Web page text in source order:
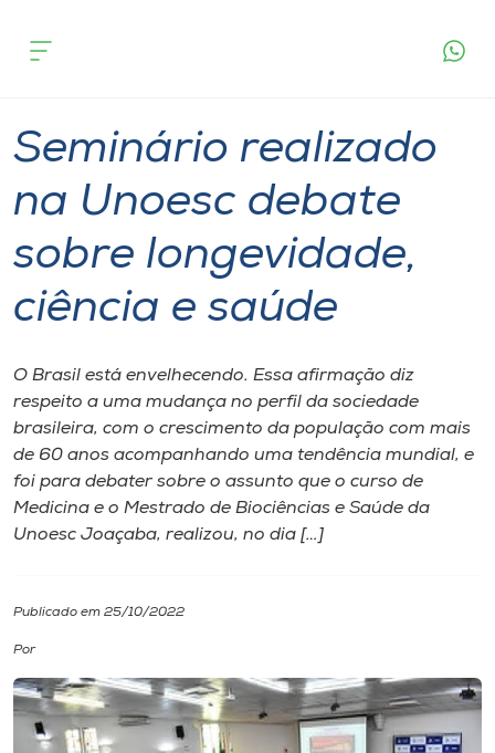
Cursos
Pesquisa
Atendimento ao Estudante
Portal de Ensino
A
Unoesc
Internacionalização
I.nova
Diplomados
Cultura
CPA
Seminário realizado
na Unoesc debate
sobre longevidade,
ciência e saúde
O Brasil está envelhecendo. Essa afirmação diz
respeito a uma mudança no perfil da sociedade
brasileira, com o crescimento da população com mais
de 60 anos acompanhando uma tendência mundial, e
foi para debater sobre o assunto que o curso de
Medicina e o Mestrado de Biociências e Saúde da
Unoesc Joaçaba, realizou, no dia […]
Publicado em 25/10/2022
Por